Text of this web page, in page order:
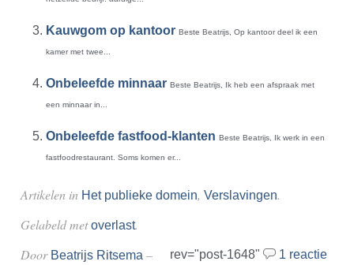
Kauwgom op kantoor Beste Beatrijs, Op kantoor deel ik een
kamer met twee...
Onbeleefde minnaar Beste Beatrijs, Ik heb een afspraak met
een minnaar in...
Onbeleefde fastfood-klanten Beste Beatrijs, Ik werk in een
fastfoodrestaurant. Soms komen er...
Artikelen in Het publieke domein, Verslavingen.
Gelabeld metoverlast.
rev="post-1648" 1 reactie
Door Beatrijs Ritsema –